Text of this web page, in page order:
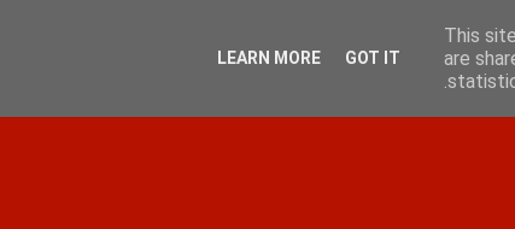
This
are
LEARN MORE GOT IT